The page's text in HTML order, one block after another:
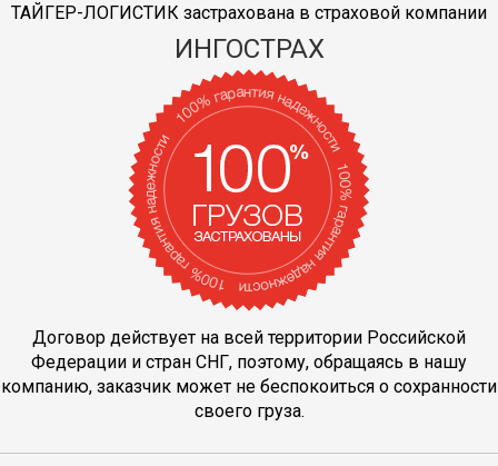
ТАЙГЕР-ЛОГИСТИК застрахована в страховой компании
ИНГОСТРАХ
Договор действует на всей территории Российской
Федерации и стран СНГ, поэтому, обращаясь в нашу
компанию, заказчик может не беспокоиться о сохранности
своего груза.